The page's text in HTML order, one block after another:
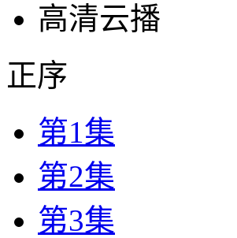
高清云播
正序
第1集
第2集
第3集